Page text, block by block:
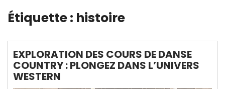
Étiquette : histoire
EXPLORATION DES COURS DE DANSE
COUNTRY : PLONGEZ DANS L’UNIVERS
WESTERN